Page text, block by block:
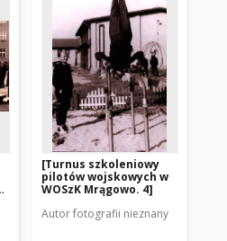
[Turnus szkoleniowy
pilotów wojskowych w
WOSzK Mrągowo. 4]
Autor fotografii nieznany